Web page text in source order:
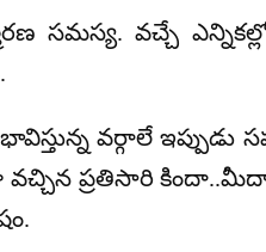
సమస్య. వచ్చే
వర్గాలే
వచ్చిన ప్రతిసారి